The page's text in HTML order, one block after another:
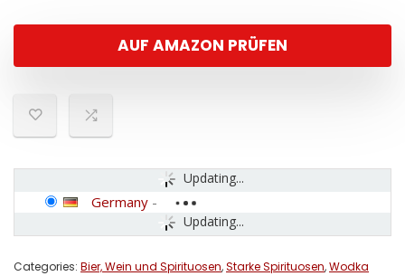
AUF AMAZON PRÜFEN
Updating...
Updating...
Germany -
Categories: Bier, Wein und Spirituosen,Starke Spirituosen,Wodka